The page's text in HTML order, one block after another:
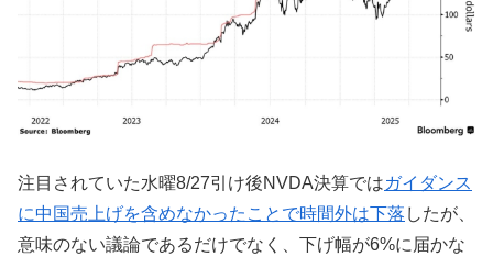
注目されていた水曜8/27引け後NVDA決算ではガイダンス
に中国売上げを含めなかったことで時間外は下落 したが、
意味のない議論であるだけでなく、下げ幅が6%に届かな